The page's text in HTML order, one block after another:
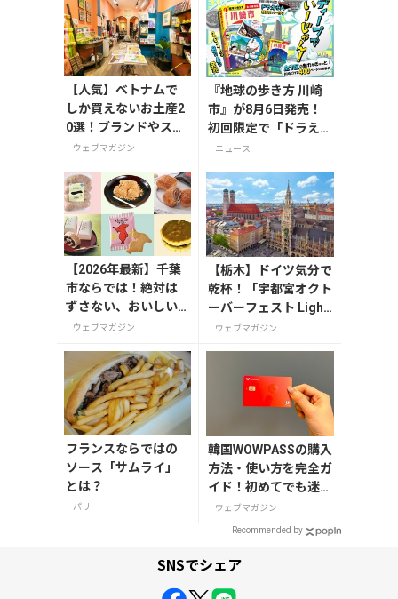
【人気】ベトナムで
しか買えないお土産2
0選！ブランドやスー
パーのお菓子や雑貨
ウェブマガジン
『地球の歩き方 川崎
市』が8月6日発売！
初回限定で「ドラえも
ん」描き下ろし特別カ
ニュース
【2026年最新】千葉
市ならでは！絶対は
ずさない、おいしい
お土産10選
ウェブマガジン
【栃木】ドイツ気分で
乾杯！「宇都宮オクト
ーバーフェスト Light
2026」が8月7日から
ウェブマガジン
フランスならではの
ソース「サムライ」
とは？
パリ
韓国WOWPASSの購入
方法・使い方を完全ガ
イド！初めてでも迷わ
ない
ウェブマガジン
Recommended by
SNSでシェア